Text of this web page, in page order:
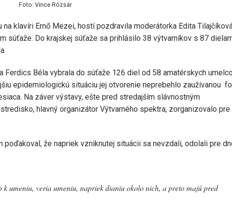
Foto: Vince Rózsár
klavíri Ernő Mezei, hostí pozdravila moderátorka Edita
súťaže. Do krajskej súťaže sa prihlásilo 38 výtvarníkov s 87
Ferdics Béla vybrala do súťaže 126 diel od 58 amatérskych
epidemiologickú situáciu jej otvorenie neprebehlo zaužívanou
Na záver výstavy, ešte pred stredajším slávnostným
hlavný organizátor Výtvarného spektra, zorganizovalo pre
poďakoval, že napriek vzniknutej situácii sa nevzdali, odolali pre
umeniu, veria umeniu, napriek dianiu okolo nich, a preto majú pred